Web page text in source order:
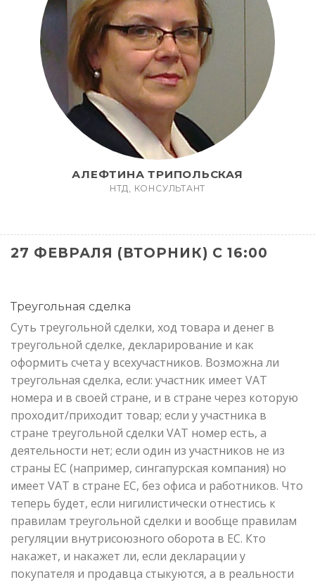
АЛЕФТИНА ТРИПОЛЬСКАЯ
НТД, КОНСУЛЬТАНТ
27 ФЕВРАЛЯ (ВТОРНИК) С 16:00
Треугольная сделка
Суть треугольной сделки, ход товара и денег в
треугольной сделке, декларирование и как
оформить счета у всехучастников. Возможна ли
треугольная сделка, если: участник имеет VAT
номера и в своей стране, и в стране через которую
проходит/приходит товар; если у участника в
стране треугольной сделки VAT номер есть, а
деятельности нет; если один из участников не из
страны ЕС (например, сингапурская компания) но
имеет VAT в стране ЕС, без офиса и работников. Что
теперь будет, если нигилистически отнестись к
правилам треугольной сделки и вообще правилам
регуляции внутрисоюзного оборота в ЕС. Кто
накажет, и накажет ли, если декларации у
покупателя и продавца стыкуются, а в реальности